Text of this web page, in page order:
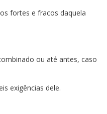
fortes e fracos daquela
ou até antes, caso
exigências dele.